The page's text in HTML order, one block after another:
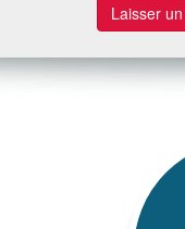
Laisser